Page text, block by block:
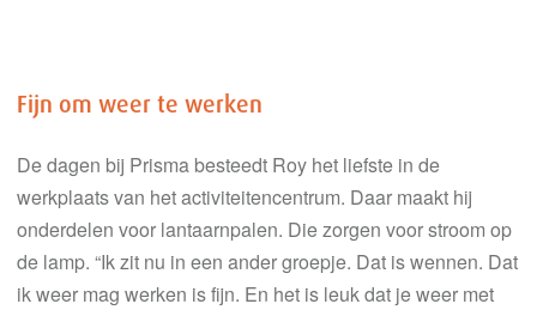
Fijn om weer te werken
De dagen bij Prisma besteedt Royhet liefstein de
werkplaatsvan het activiteitencentrum. Daar maakt hij
onderdelen voor lantaarnpalen. Die zorgen voor stroom op
de lamp. “Ik zit nu in een ander groepje. Dat is wennen. Dat
ik weer mag werken is fijn. En het is leuk dat je weer met